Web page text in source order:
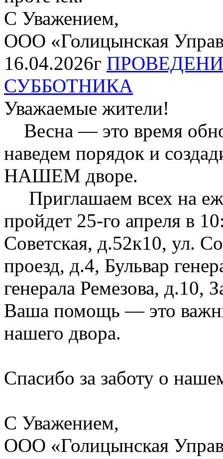
С Уважением,
ООО «Голицынская
16.04.2026г
СУББОТНИКА
Уважаемые жители!
Весна — это время
наведем порядок и
НАШЕМ дворе.
Приглашаем всех на
пройдет 25-го апреля в
Советская, д.52к10, ул.
проезд, д.4, Бульвар
генерала Ремезова, д.10,
Ваша помощь — это
нашего двора.
Спасибо за заботу о
С Уважением,
ООО «Голицынская